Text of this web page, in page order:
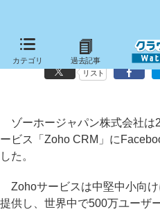
カテゴリ 過去記事
「Zoho CRM」がFacebookと連携
リスト
ゾーホージャパン株式会社は
ービス「Zoho CRM」に
した。
Zohoサービスは中堅中小向
提供し、世界中で500万ユーザ